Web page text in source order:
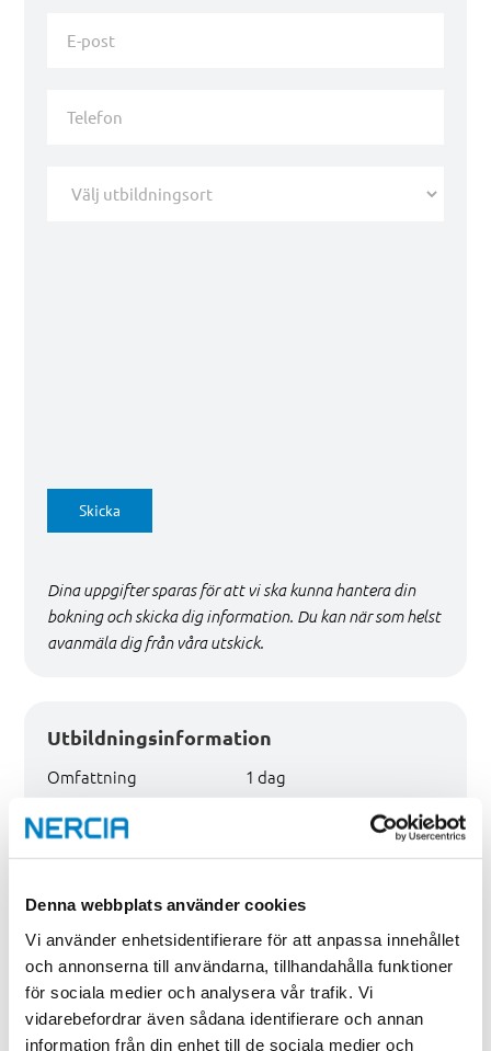
Denna webbplats använder cookies
Vi använder enhetsidentifierare för att anpassa innehållet
och annonserna till användarna, tillhandahålla funktioner
för sociala medier och analysera vår trafik. Vi
vidarebefordrar även sådana identifierare och annan
information från din enhet till de sociala medier och
post *
utbildningsort*
Skicka
Dina uppgifter sparas för att vi ska kunna hantera din
bokning och skicka dig information. Du kan när som helst
avanmäla dig från våra utskick.
Utbildningsinformation
Omfattning
1 dag
Pris
4 900 kr exkl. moms.
Vill du läsa mer?
Ladda ner produktbladet och läs mer om EBR ESA E2 –
icke elektriskt arbete.